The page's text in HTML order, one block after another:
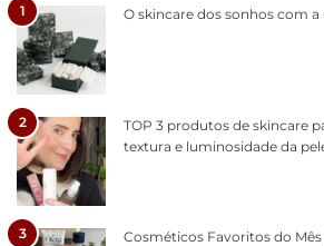
1 O skincare dos sonhos com a
2
TOP 3 produtos de skincare
textura e luminosidade da
3
Cosméticos Favoritos do